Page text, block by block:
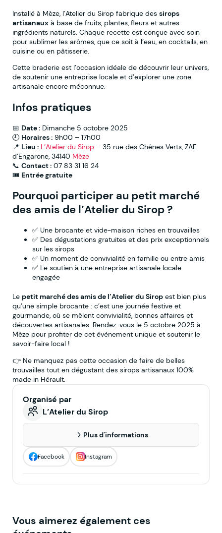
Installé à Mèze, l’Atelier du Sirop fabrique des sirops
artisanaux à base de fruits, plantes, fleurs et autres
ingrédients naturels. Chaque recette est conçue avec soin
pour sublimer les arômes, que ce soit à l’eau, en cocktails, en
cuisine ou en pâtisserie.
Cette braderie est l’occasion idéale de découvrir leur univers,
de soutenir une entreprise locale et d’explorer une zone
artisanale encore méconnue.
Infos pratiques
📅 Date : Dimanche 5 octobre 2025
🕘 Horaires : 9h00 – 17h00
📍 Lieu : L’Atelier du Sirop – 35 rue des Chênes Verts, ZAE
d’Engarone, 34140 Mèze
📞 Contact : 07 83 31 16 24
🎟️ Entrée gratuite
Pourquoi participer au petit marché
des amis de l’Atelier du Sirop ?
✅ Une brocante et vide-maison riches en trouvailles
✅ Des dégustations gratuites et des prix exceptionnels
sur les sirops
✅ Un moment de convivialité en famille ou entre amis
✅ Le soutien à une entreprise artisanale locale
engagée
Le petit marché des amis de l’Atelier du Sirop est bien plus
qu’une simple brocante : c’est une journée festive et
gourmande, où se mêlent convivialité, bonnes affaires et
découvertes artisanales. Rendez-vous le 5 octobre 2025 à
Mèze pour profiter de cet événement unique et soutenir le
savoir-faire local !
👉 Ne manquez pas cette occasion de faire de belles
trouvailles tout en dégustant des sirops artisanaux 100%
made in Hérault.
Organisé par
L’Atelier du Sirop
Plus d'informations
Facebook Instagram
Vous aimerez également ces